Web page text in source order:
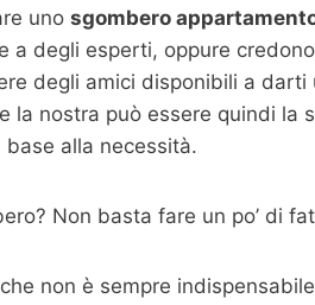
uno sgombero
degli esperti, oppure
degli amici disponibili a
nostra può essere quindi la
alla necessità.
Non basta fare un po’ di
non è sempre